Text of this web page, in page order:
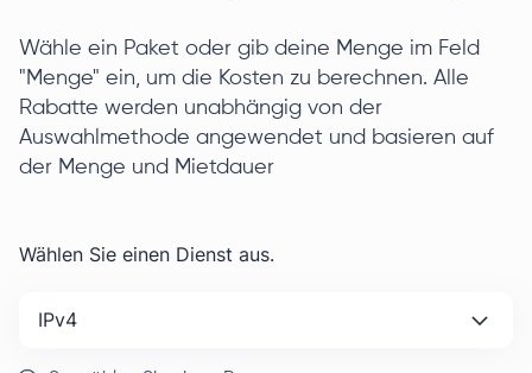
Wähle ein Paket oder gib deine Menge im Feld
"Menge" ein, um die Kosten zu berechnen. Alle
Rabatte werden unabhängig von der
Auswahlmethode angewendet und basieren auf
der Menge und Mietdauer
Wählen Sie einen Dienst aus.
IPv4